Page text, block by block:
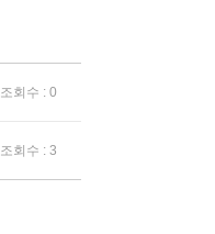
조회수 : 0
조회수 : 3